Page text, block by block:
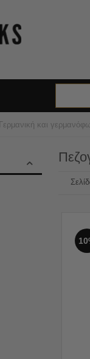
Γερμανική και